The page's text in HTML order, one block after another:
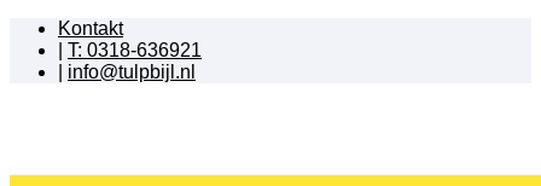
Kontakt
T: 0318-636921
info@tulpbijl.nl